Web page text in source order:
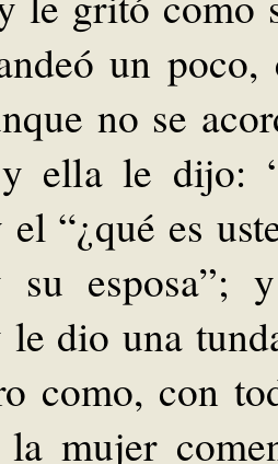
un
no se
ella le dijo:
“¿qué es
esposa”;
dio una
como, con
la mujer